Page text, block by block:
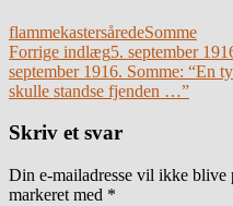
flammekastersåredeSomme
Indlægsnavigation
Forrige indlæg5. september
september 1916. Somme: “En
skulle standse fjenden …”
Skriv et svar
Din e-mailadresse vil ikke blive
markeret med *